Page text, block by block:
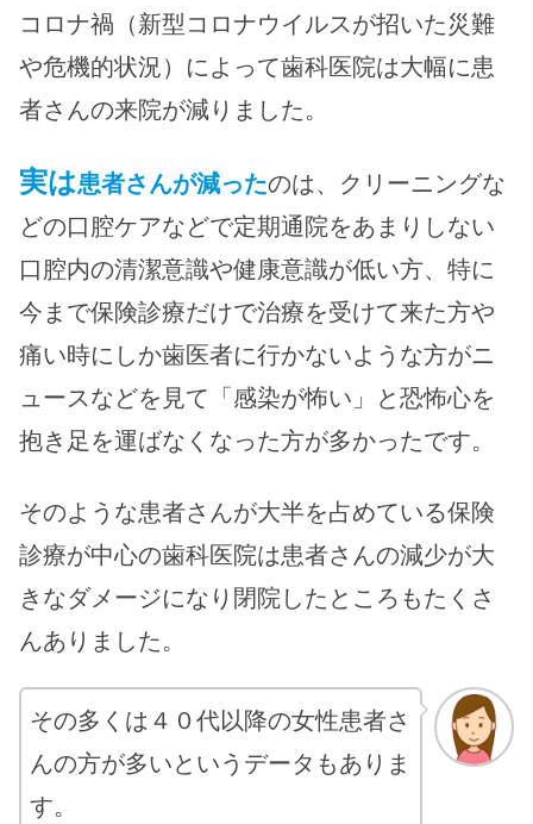
コロナ禍（新型コロナウイルスが招いた災難
や危機的状況）によって歯科医院は大幅に患
者さんの来院が減りました。
実は患者さんが減ったのは、クリーニングな
どの口腔ケアなどで定期通院をあまりしない
口腔内の清潔意識や健康意識が低い方、特に
今まで保険診療だけで治療を受けて来た方や
痛い時にしか歯医者に行かないような方がニ
ュースなどを見て「感染が怖い」と恐怖心を
抱き足を運ばなくなった方が多かったです。
そのような患者さんが大半を占めている保険
診療が中心の歯科医院は患者さんの減少が大
きなダメージになり閉院したところもたくさ
んありました。
その多くは４０代以降の女性患者さ
んの方が多いというデータもありま
す。